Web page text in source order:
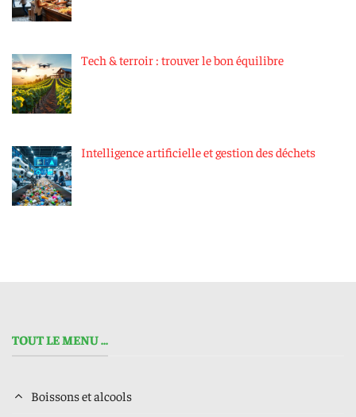
Tech & terroir : trouver le bon équilibre
Intelligence artificielle et gestion des déchets
TOUT LE MENU ...
Boissons et alcools